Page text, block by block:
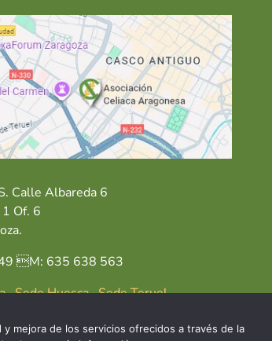
Calle Albareda 6
Of. 6
M: 635 638 563
·Sede Huesca·Sede Teruel
mejora de los servicios ofrecidos a través de la